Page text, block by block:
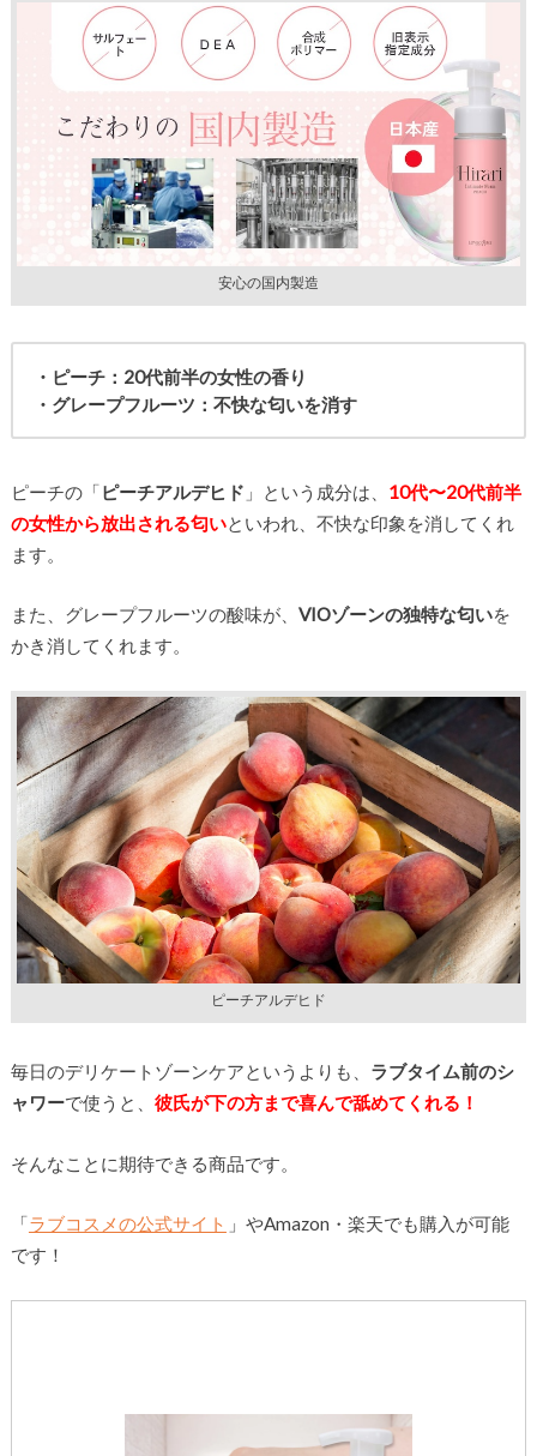
安心の国内製造
・ピーチ：20代前半の女性の香り
・グレープフルーツ：不快な匂いを消す
ピーチの「ピーチアルデヒド 」という成分は、 10代〜20代前半
の女性から放出される匂いといわれ、不快な印象を消してくれ
ます。
また、グレープフルーツの酸味が、 VIOゾーンの独特な匂いを
かき消してくれます。
ピーチアルデヒド
毎日のデリケートゾーンケアというよりも、 ラブタイム前のシ
ャワーで使うと、 彼氏が下の方まで喜んで舐めてくれる！
そんなことに期待できる商品です。
「ラブコスメの公式サイト 」やAmazon・楽天でも購入が可能
です！